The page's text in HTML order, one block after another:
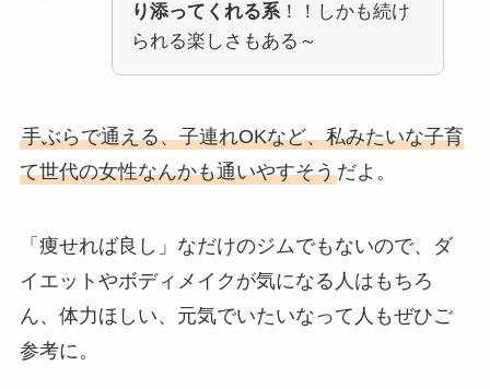
り添ってくれる系！！しかも続け
られる楽しさもある～
手ぶらで通える、子連れOKなど、私みたいな子育
て世代の女性なんかも通いやすそうだよ。
「痩せれば良し」なだけのジムでもないので、ダ
イエットやボディメイクが気になる人はもちろ
ん、体力ほしい、元気でいたいなって人もぜひご
参考に。